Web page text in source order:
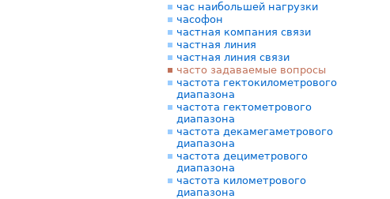
час наибольшей нагрузки
часофон
частная компания связи
частная линия
частная линия связи
часто задаваемые вопросы
частота гектокилометрового
диапазона
частота гектометрового
диапазона
частота декамегаметрового
диапазона
частота дециметрового
диапазона
частота километрового
диапазона